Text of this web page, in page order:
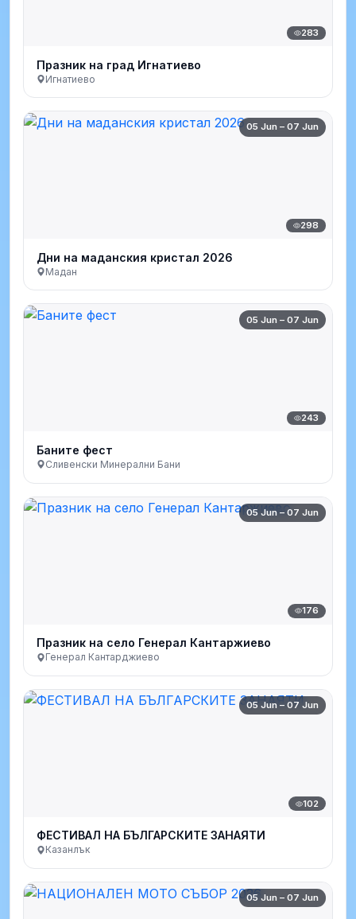
283
Празник на град Игнатиево
Игнатиево
05 Jun – 07 Jun
298
Дни на маданския кристал 2026
Мадан
05 Jun – 07 Jun
243
Баните фест
Сливенски Минерални Бани
05 Jun – 07 Jun
176
Празник на село Генерал Кантаржиево
Генерал Кантарджиево
05 Jun – 07 Jun
102
ФЕСТИВАЛ НА БЪЛГАРСКИТЕ ЗАНАЯТИ
Казанлък
05 Jun – 07 Jun